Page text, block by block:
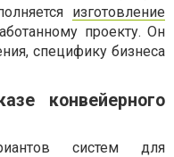
изготовление
проекту. Он
специфику бизнеса
конвейерного
систем для